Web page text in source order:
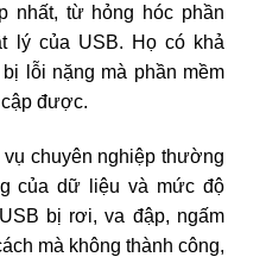
nhất, từ hỏng hóc phần
lý của USB. Họ có khả
lỗi nặng mà phần mềm
được.
chuyên nghiệp thường
của dữ liệu và mức độ
bị rơi, va đập, ngấm
mà không thành công,